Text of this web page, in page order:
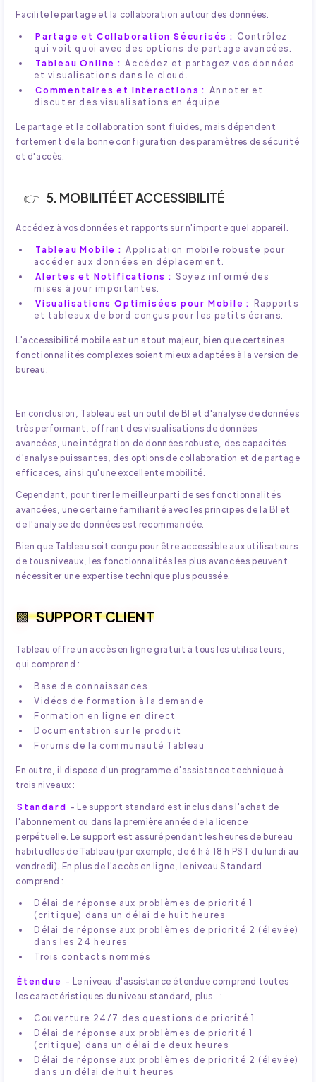
Facilite le partage et la collaboration autour des données.
Partage et Collaboration Sécurisés : Contrôlez
qui voit quoi avec des options de partage avancées.
Tableau Online : Accédez et partagez vos données
et visualisations dans le cloud.
Commentaires et Interactions : Annoter et
discuter des visualisations en équipe.
Le partage et la collaboration sont fluides, mais dépendent
fortement de la bonne configuration des paramètres de sécurité
et d'accès.
5. MOBILITÉ ET ACCESSIBILITÉ
Accédez à vos données et rapports sur n'importe quel appareil.
Tableau Mobile : Application mobile robuste pour
accéder aux données en déplacement.
Alertes et Notifications : Soyez informé des
mises à jour importantes.
Visualisations Optimisées pour Mobile : Rapports
et tableaux de bord conçus pour les petits écrans.
L'accessibilité mobile est un atout majeur, bien que certaines
fonctionnalités complexes soient mieux adaptées à la version de
bureau.
En conclusion, Tableau est un outil de BI et d'analyse de données
très performant, offrant des visualisations de données
avancées, une intégration de données robuste, des capacités
d'analyse puissantes, des options de collaboration et de partage
efficaces, ainsi qu'une excellente mobilité.
Cependant, pour tirer le meilleur parti de ses fonctionnalités
avancées, une certaine familiarité avec les principes de la BI et
de l'analyse de données est recommandée.
Bien que Tableau soit conçu pour être accessible aux utilisateurs
de tous niveaux, les fonctionnalités les plus avancées peuvent
nécessiter une expertise technique plus poussée.
SUPPORT CLIENT
Tableau offre un accès en ligne gratuit à tous les utilisateurs,
qui comprend :
Base de connaissances
Vidéos de formation à la demande
Formation en ligne en direct
Documentation sur le produit
Forums de la communauté Tableau
En outre, il dispose d'un programme d'assistance technique à
trois niveaux :
Standard - Le support standard est inclus dans l'achat de
l'abonnement ou dans la première année de la licence
perpétuelle. Le support est assuré pendant les heures de bureau
habituelles de Tableau (par exemple, de 6 h à 18 h PST du lundi au
vendredi). En plus de l'accès en ligne, le niveau Standard
comprend :
Délai de réponse aux problèmes de priorité 1
(critique) dans un délai de huit heures
Délai de réponse aux problèmes de priorité 2 (élevée)
dans les 24 heures
Trois contacts nommés
Étendue - Le niveau d'assistance étendue comprend toutes
les caractéristiques du niveau standard, plus.. :
Couverture 24/7 des questions de priorité 1
Délai de réponse aux problèmes de priorité 1
(critique) dans un délai de deux heures
Délai de réponse aux problèmes de priorité 2 (élevée)
dans un délai de huit heures